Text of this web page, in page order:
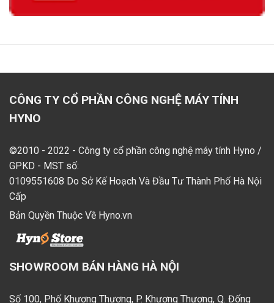
CÔNG TY CỔ PHẦN CÔNG NGHỆ MÁY TÍNH
HYNO
©2010 - 2022 - Công ty cổ phần công nghệ máy tính Hyno /
GPKD - MST số:
0109551608 Do Sở Kế Hoạch Và Đầu Tư Thành Phố Hà Nội
Cấp
Bản Quyền Thuộc Về Hyno.vn
SHOWROOM BÁN HÀNG HÀ NỘI
Số 100, Phố Khương Thượng, P. Khương Thượng, Q. Đống